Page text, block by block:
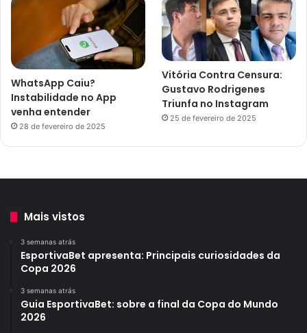
WhatsApp Caiu?
Instabilidade no App
venha entender
28 de fevereiro de 2025
Vitória Contra Censura:
Gustavo Rodrigenes
Triunfa no Instagram
25 de fevereiro de 2025
Mais vistos
3 semanas atrás
EsportivaBet apresenta: Principais curiosidades da
Copa 2026
3 semanas atrás
Guia EsportivaBet: sobre a final da Copa do Mundo
2026